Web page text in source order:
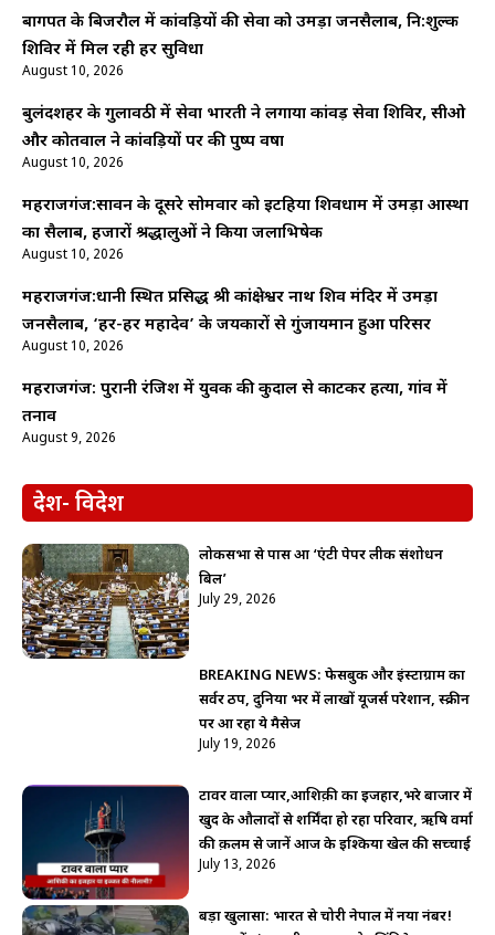
बागपत के बिजरौल में कांवड़ियों की सेवा को उमड़ा जनसैलाब, नि:शुल्क
शिविर में मिल रही हर सुविधा
August 10, 2026
बुलंदशहर के गुलावठी में सेवा भारती ने लगाया कांवड़ सेवा शिविर, सीओ
और कोतवाल ने कांवड़ियों पर की पुष्प वर्षा
August 10, 2026
महराजगंज:सावन के दूसरे सोमवार को इटहिया शिवधाम में उमड़ा आस्था
का सैलाब, हजारों श्रद्धालुओं ने किया जलाभिषेक
August 10, 2026
महराजगंज:धानी स्थित प्रसिद्ध श्री कांक्षेश्वर नाथ शिव मंदिर में उमड़ा
जनसैलाब, ‘हर-हर महादेव’ के जयकारों से गुंजायमान हुआ परिसर
August 10, 2026
महराजगंज: पुरानी रंजिश में युवक की कुदाल से काटकर हत्या, गांव में
तनाव
August 9, 2026
देश- विदेश
लोकसभा से पास हुआ ‘एंटी पेपर लीक संशोधन
बिल’
July 29, 2026
BREAKING NEWS: फेसबुक और इंस्टाग्राम का
सर्वर ठप, दुनिया भर में लाखों यूजर्स परेशान, स्क्रीन
पर आ रहा ये मैसेज
July 19, 2026
टावर वाला प्यार,आशिक़ी का इजहार,भरे बाजार में
खुद के औलादों से शर्मिंदा हो रहा परिवार, ऋषि वर्मा
की क़लम से जानें आज के इश्किया खेल की सच्चाई
July 13, 2026
बड़ा खुलासा: भारत से चोरी नेपाल में नया नंबर!